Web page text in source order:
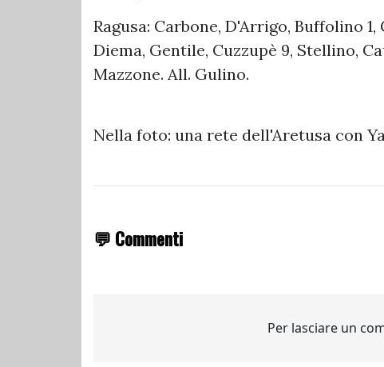
Ragusa: Carbone, D'Arrigo, Buffolino
Diema, Gentile, Cuzzupè 9, Stellino,
Mazzone. All. Gulino.
Nella foto: una rete dell'Aretusa con
💬 Commenti